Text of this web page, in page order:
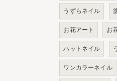
うずらネイル
お花アート お
ハットネイル
ワンカラーネイル